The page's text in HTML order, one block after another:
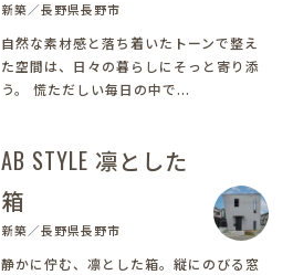
新築／長野県長野市
自然な素材感と落ち着いたトーンで整え
た空間は、日々の暮らしにそっと寄り添
う。 慌ただしい毎日の中で...
AB STYLE 凛とした
箱
新築／長野県長野市
静かに佇む、凛とした箱。縦にのびる窓